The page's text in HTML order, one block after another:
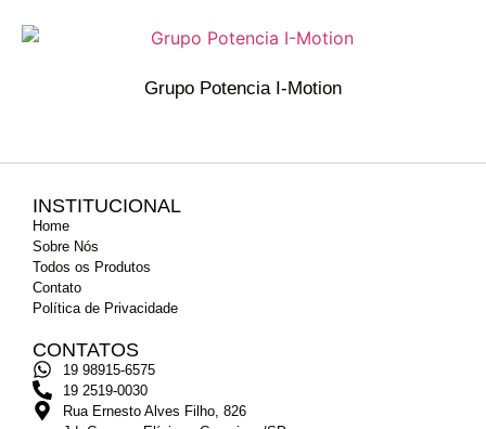
Grupo Potencia I-Motion
INSTITUCIONAL
Home
Sobre Nós
Todos os Produtos
Contato
Política de Privacidade
CONTATOS
19 98915-6575
19 2519-0030
Rua Ernesto Alves Filho, 826